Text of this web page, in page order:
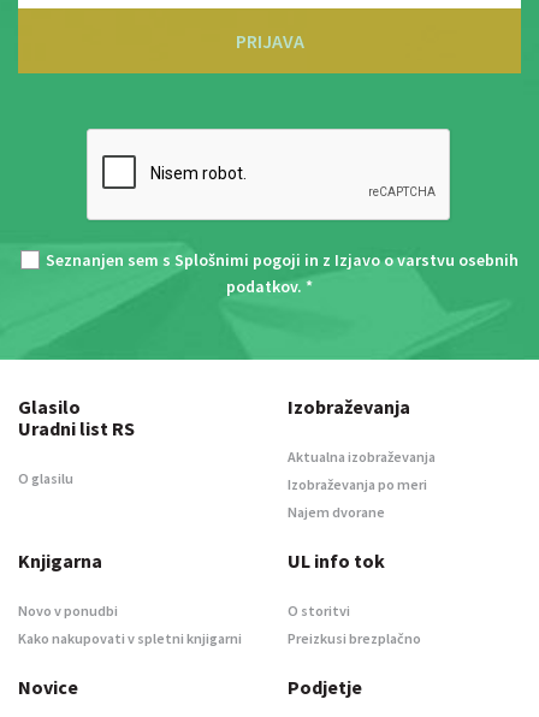
PRIJAVA
Seznanjen sem s Splošnimi pogoji in z Izjavo o varstvu osebnih
podatkov. *
Glasilo
Uradni list RS
O glasilu
Izobraževanja
Aktualna izobraževanja
Izobraževanja po meri
Najem dvorane
Knjigarna
Novo v ponudbi
Kako nakupovati v spletni knjigarni
UL info tok
O storitvi
Preizkusi brezplačno
Novice Podjetje